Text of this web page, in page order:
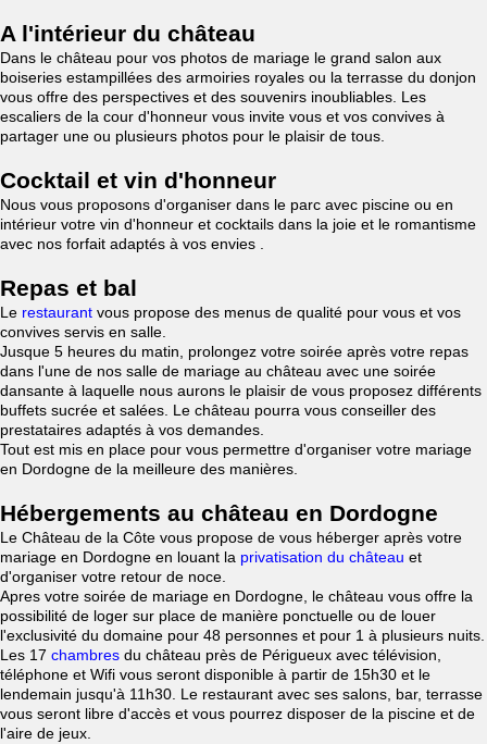
A l'intérieur du château
Dans le château pour vos photos de mariage le grand salon aux
boiseries estampillées des armoiries royales ou la terrasse du donjon
vous offre des perspectives et des souvenirs inoubliables. Les
escaliers de la cour d'honneur vous invite vous et vos convives à
partager une ou plusieurs photos pour le plaisir de tous.
Cocktail et vin d'honneur
Nous vous proposons d'organiser dans le parc avec piscine ou en
intérieur votre vin d'honneur et cocktails dans la joie et le romantisme
avec nos forfait adaptés à vos envies .
Repas et bal
Le restaurant vous propose des menus de qualité pour vous et vos
convives servis en salle.
Jusque 5 heures du matin, prolongez votre soirée après votre repas
dans l'une de nos salle de mariage au château avec une soirée
dansante à laquelle nous aurons le plaisir de vous proposez différents
buffets sucrée et salées. Le château pourra vous conseiller des
prestataires adaptés à vos demandes.
Tout est mis en place pour vous permettre d'organiser votre mariage
en Dordogne de la meilleure des manières.
Hébergements au château en Dordogne
Le Château de la Côte vous propose de vous héberger après votre
mariage en Dordogne en louant la privatisation du château et
d'organiser votre retour de noce.
Apres votre soirée de mariage en Dordogne, le château vous offre la
possibilité de loger sur place de manière ponctuelle ou de louer
l'exclusivité du domaine pour 48 personnes et pour 1 à plusieurs nuits.
Les 17 chambres du château près de Périgueux avec télévision,
téléphone et Wifi vous seront disponible à partir de 15h30 et le
lendemain jusqu'à 11h30. Le restaurant avec ses salons, bar, terrasse
vous seront libre d'accès et vous pourrez disposer de la piscine et de
l'aire de jeux.